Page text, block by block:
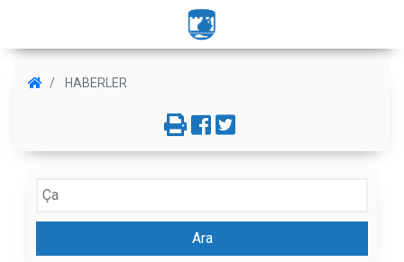
HABERLER
Ara